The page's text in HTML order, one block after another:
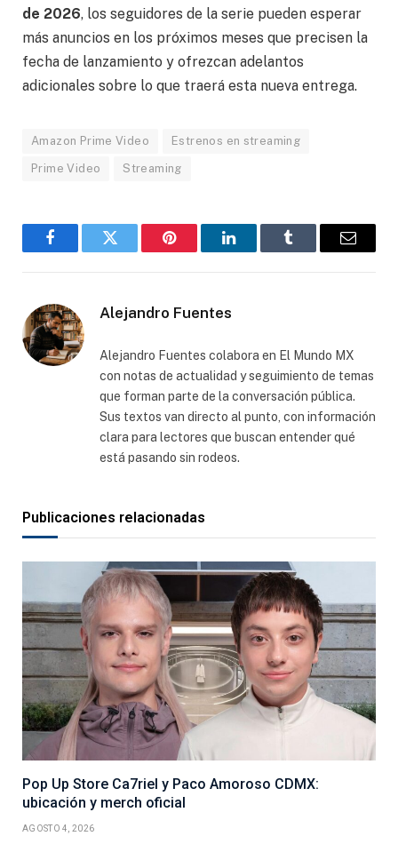
de 2026, los seguidores de la serie pueden esperar
más anuncios en los próximos meses que precisen la
fecha de lanzamiento y ofrezcan adelantos
adicionales sobre lo que traerá esta nueva entrega.
Amazon Prime Video Estrenos en streaming
Prime Video Streaming
FacebookGorjeo Pinterest LinkedInTumblr
Correo
Alejandro Fuentes
Alejandro Fuentes colabora en El Mundo MX
con notas de actualidad y seguimiento de temas
que forman parte de la conversación pública.
Sus textos van directo al punto, con información
clara para lectores que buscan entender qué
está pasando sin rodeos.
Publicaciones relacionadas
Pop Up Store Ca7riel y Paco Amoroso CDMX:
ubicación y merch oficial
AGOSTO 4, 2026